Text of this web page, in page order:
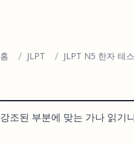
홈 / JLPT / JLPT N5 한자 테
강조된 부분에 맞는 가나 읽기